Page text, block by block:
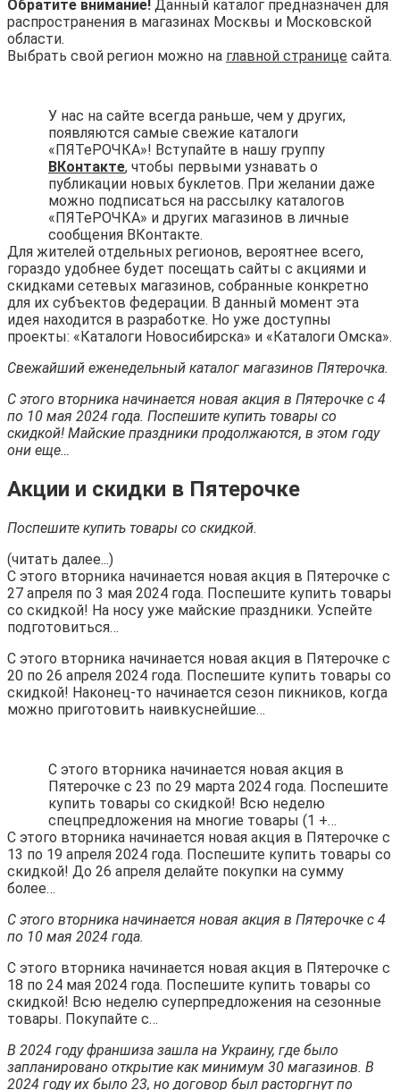
Обратите внимание! Данный каталог предназначен для
распространения в магазинах Москвы и Московской
области.
Выбрать свой регион можно на главной странице сайта.
У нас на сайте всегда раньше, чем у других,
появляются самые свежие каталоги
«ПЯТеРОЧКА»! Вступайте в нашу группу
ВКонтакте, чтобы первыми узнавать о
публикации новых буклетов. При желании даже
можно подписаться на рассылку каталогов
«ПЯТеРОЧКА» и других магазинов в личные
сообщения ВКонтакте.
Для жителей отдельных регионов, вероятнее всего,
гораздо удобнее будет посещать сайты с акциями и
скидками сетевых магазинов, собранные конкретно
для их субъектов федерации. В данный момент эта
идея находится в разработке. Но уже доступны
проекты: «Каталоги Новосибирска» и «Каталоги Омска».
Свежайший еженедельный каталог магазинов Пятерочка.
С этого вторника начинается новая акция в Пятерочке с 4
по 10 мая 2024 года. Поспешите купить товары со
скидкой! Майские праздники продолжаются, в этом году
они еще…
Акции и скидки в Пятерочке
Поспешите купить товары со скидкой.
(читать далее...)
С этого вторника начинается новая акция в Пятерочке с
27 апреля по 3 мая 2024 года. Поспешите купить товары
со скидкой! На носу уже майские праздники. Успейте
подготовиться…
С этого вторника начинается новая акция в Пятерочке с
20 по 26 апреля 2024 года. Поспешите купить товары со
скидкой! Наконец-то начинается сезон пикников, когда
можно приготовить наивкуснейшие…
С этого вторника начинается новая акция в
Пятерочке с 23 по 29 марта 2024 года. Поспешите
купить товары со скидкой! Всю неделю
спецпредложения на многие товары (1 +…
С этого вторника начинается новая акция в Пятерочке с
13 по 19 апреля 2024 года. Поспешите купить товары со
скидкой! До 26 апреля делайте покупки на сумму
более…
С этого вторника начинается новая акция в Пятерочке с 4
по 10 мая 2024 года.
С этого вторника начинается новая акция в Пятерочке с
18 по 24 мая 2024 года. Поспешите купить товары со
скидкой! Всю неделю суперпредложения на сезонные
товары. Покупайте с…
В 2024 году франшиза зашла на Украину, где было
запланировано открытие как минимум 30 магазинов. В
2024 году их было 23, но договор был расторгнут по